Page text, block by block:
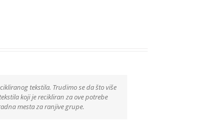
tekstila. Trudimo se da što više
koji je recikliran za ove potrebe
mesta za ranjive grupe.